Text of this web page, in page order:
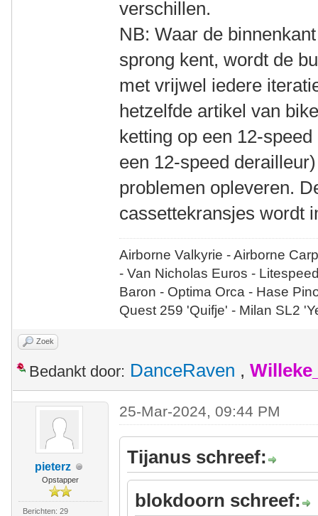
verschillen.
NB: Waar de
sprong kent, wordt de
met vrijwel iedere
hetzelfde artikel van
ketting op een 12-
een 12-speed
problemen opleveren.
cassettekransjes wordt
Airborne Valkyrie - Airborne
- Van Nicholas Euros -
Baron - Optima Orca - Hase
Quest 259 'Quifje' - Milan SL2
Zoek
Bedankt door: DanceRaven ,
pieterz
Opstapper
Berichten: 29
25-Mar-2024, 09:44 PM
Tijanus schreef:
blokdoorn schreef: